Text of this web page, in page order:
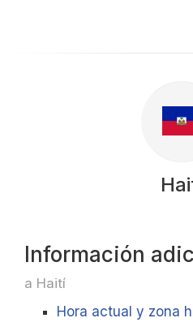
Información
a Haití
Hora actual y zona